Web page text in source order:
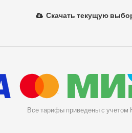
Скачать текущую
Все тарифы приведены с учетом